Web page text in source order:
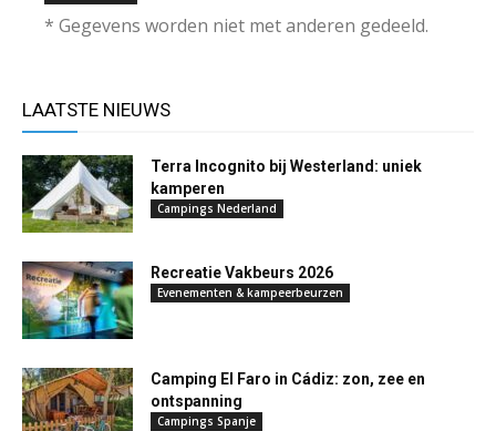
* Gegevens worden niet met anderen gedeeld.
LAATSTE NIEUWS
Terra Incognito bij Westerland: uniek
kamperen
Campings Nederland
Recreatie Vakbeurs 2026
Evenementen & kampeerbeurzen
Camping El Faro in Cádiz: zon, zee en
ontspanning
Campings Spanje